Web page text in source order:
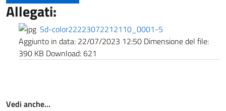
Allegati:
Sd-color22223072212110_0001-5
Aggiunto in data: 22/07/2023 12:50 Dimensione del file:
390 KB Download:621
Vedi anche…